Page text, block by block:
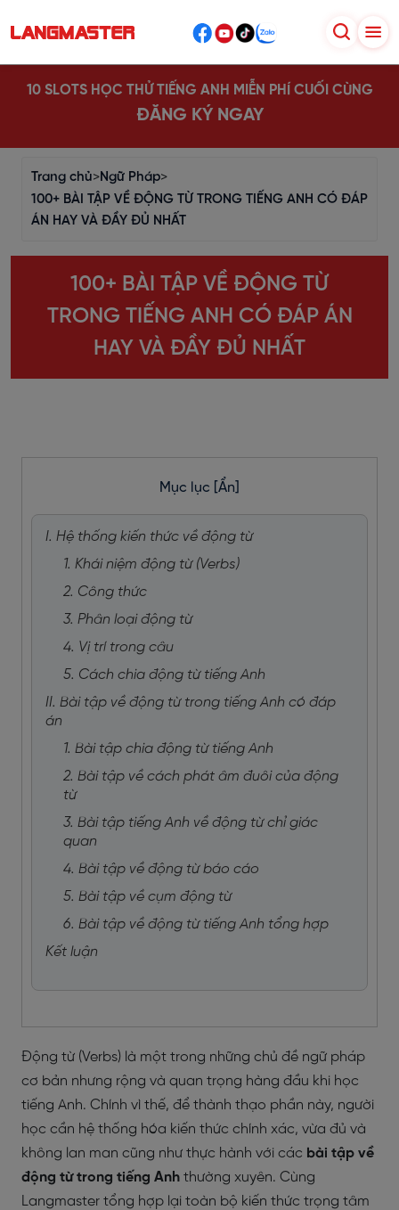
10 SLOTS HỌC THỬ TIẾNG ANH MIỄN PHÍ CUỐI CÙNG
ĐĂNG KÝ NGAY
Trang chủ>Ngữ Pháp>
100+ BÀI TẬP VỀ ĐỘNG TỪ TRONG TIẾNG ANH CÓ ĐÁP
ÁN HAY VÀ ĐẦY ĐỦ NHẤT
100+ BÀI TẬP VỀ ĐỘNG TỪ
TRONG TIẾNG ANH CÓ ĐÁP ÁN
HAY VÀ ĐẦY ĐỦ NHẤT
Mục lục [Ẩn]
I. Hệ thống kiến thức về động từ
1. Khái niệm động từ (Verbs)
2. Công thức
3. Phân loại động từ
4. Vị trí trong câu
5. Cách chia động từ tiếng Anh
II. Bài tập về động từ trong tiếng Anh có đáp
án
1. Bài tập chia động từ tiếng Anh
2. Bài tập về cách phát âm đuôi của động
từ
3. Bài tập tiếng Anh về động từ chỉ giác
quan
4. Bài tập về động từ báo cáo
5. Bài tập về cụm động từ
6. Bài tập về động từ tiếng Anh tổng hợp
Kết luận
Động từ (Verbs) là một trong những chủ đề ngữ pháp
cơ bản nhưng rộng và quan trọng hàng đầu khi học
tiếng Anh. Chính vì thế, để thành thạo phần này, người
học cần hệ thống hóa kiến thức chính xác, vừa đủ và
không lan man cũng như thực hành với các bài tập về
động từ trong tiếng Anh thường xuyên. Cùng
Langmaster tổng hợp lại toàn bộ kiến thức trọng tâm